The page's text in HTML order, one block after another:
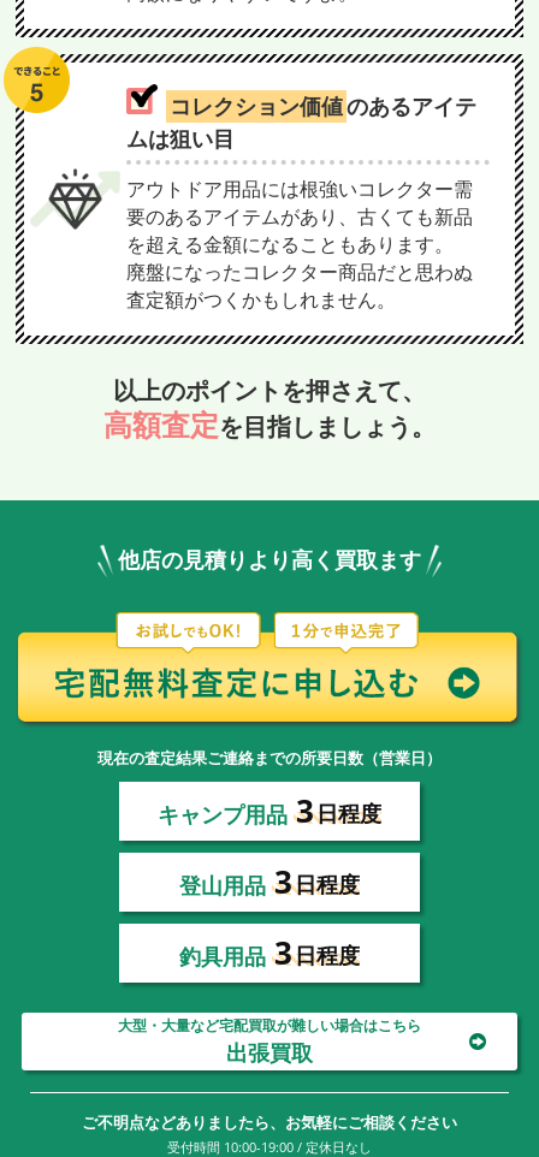
コレクション価値のあるアイテ
ムは狙い目
アウトドア用品には根強いコレクター需
要のあるアイテムがあり、古くても新品
を超える金額になることもあります。
廃盤になったコレクター商品だと思わぬ
査定額がつくかもしれません。
以上のポイントを押さえて、
高額査定を目指しましょう。
他店の見積りより高く買取ます
現在の査定結果ご連絡までの所要日数（営業日）
キャンプ用品 3日程度
登山用品 3日程度
釣具用品 3日程度
大型・大量など宅配買取が難しい場合はこちら
出張買取
ご不明点などありましたら、お気軽にご相談ください
受付時間 10:00-19:00 / 定休日なし